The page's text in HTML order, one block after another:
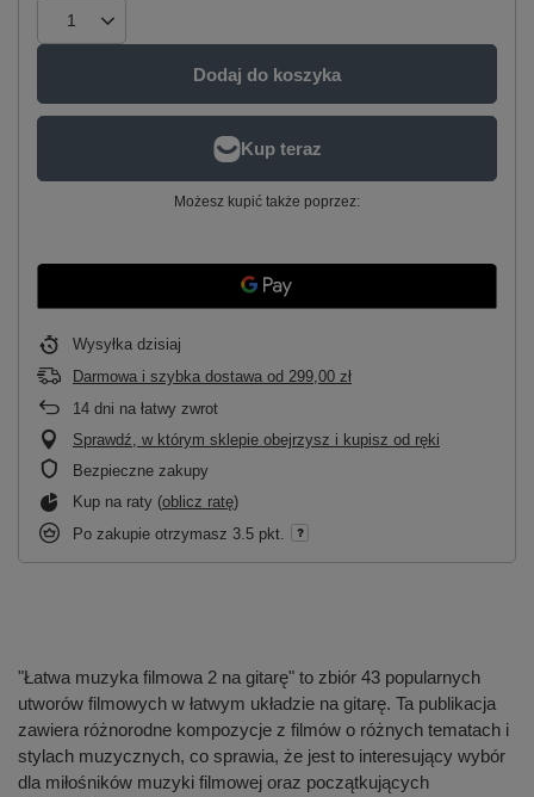
Dodaj do koszyka
Możesz kupić także poprzez:
Wysyłka dzisiaj
Darmowa i szybka dostawa od 299,00 zł
14 dni na łatwy zwrot
Sprawdź, w którym sklepie obejrzysz i kupisz od ręki
Bezpieczne zakupy
Kup na raty (oblicz ratę)
Po zakupie otrzymasz 3.5 pkt.
"Łatwa muzyka filmowa 2 na gitarę" to zbiór 43 popularnych
utworów filmowych w łatwym układzie na gitarę. Ta publikacja
zawiera różnorodne kompozycje z filmów o różnych tematach i
stylach muzycznych, co sprawia, że jest to interesujący wybór
dla miłośników muzyki filmowej oraz początkujących